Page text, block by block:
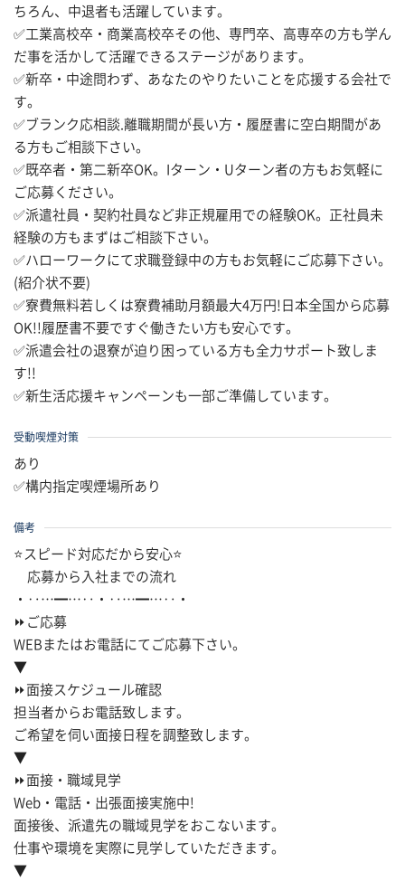
ちろん、中退者も活躍しています。
✅工業高校卒・商業高校卒その他、専門卒、高専卒の方も学ん
だ事を活かして活躍できるステージがあります。
✅新卒・中途問わず、あなたのやりたいことを応援する会社で
す。
✅ブランク応相談.離職期間が長い方・履歴書に空白期間があ
る方もご相談下さい。
✅既卒者・第二新卒OK。Iターン・Uターン者の方もお気軽に
ご応募ください。
✅派遣社員・契約社員など非正規雇用での経験OK。正社員未
経験の方もまずはご相談下さい。
✅ハローワークにて求職登録中の方もお気軽にご応募下さい。
(紹介状不要)
✅寮費無料若しくは寮費補助月額最大4万円!日本全国から応募
OK!!履歴書不要ですぐ働きたい方も安心です。
✅派遣会社の退寮が迫り困っている方も全力サポート致しま
す!!
✅新生活応援キャンペーンも一部ご準備しています。
受動喫煙対策
あり
✅構内指定喫煙場所あり
備考
⭐スピード対応だから安心⭐
応募から入社までの流れ
・‥…━…‥・‥…━…‥・
⏩ご応募
WEBまたはお電話にてご応募下さい。
▼
⏩面接スケジュール確認
担当者からお電話致します。
ご希望を伺い面接日程を調整致します。
▼
⏩面接・職域見学
Web・電話・出張面接実施中!
面接後、派遣先の職域見学をおこないます。
仕事や環境を実際に見学していただきます。
▼